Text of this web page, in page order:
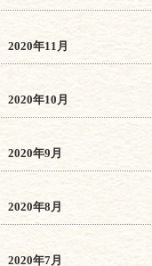
2020年11月
2020年10月
2020年9月
2020年8月
2020年7月